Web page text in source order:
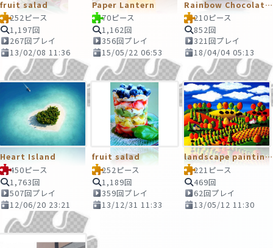
fruit salad
252ピース
1,197回
267回プレイ
13/02/08 11:36
Paper Lantern
70ピース
1,162回
356回プレイ
15/05/22 06:53
Rainbow Chocolate chip Cookie
210ピース
852回
321回プレイ
18/04/04 05:13
Heart Island
450ピース
1,763回
507回プレイ
12/06/20 23:21
fruit salad
252ピース
1,189回
359回プレイ
13/12/31 11:33
landscape painting.
221ピース
469回
62回プレイ
13/05/12 11:30